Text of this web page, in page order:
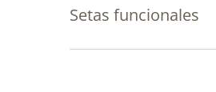
Setas funcionales